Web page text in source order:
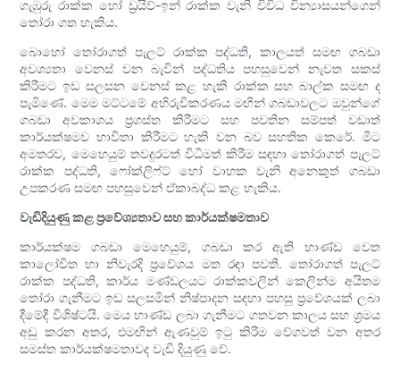
ගැඹුරු රාක්ක හෝ ඩ්‍රයිව්-ඉන් රාක්ක වැනි විවිධ වින්‍යාසයන්ගෙන්
තෝරා ගත හැකිය.
බොහෝ තෝරාගත් පැලට් රාක්ක පද්ධති, කාලයත් සමඟ ගබඩා
අවශ්‍යතා වෙනස් වන බැවින් පද්ධතිය පහසුවෙන් නැවත සකස්
කිරීමට ඉඩ සලසන වෙනස් කළ හැකි රාක්ක සහ බාල්ක සමඟ ද
පැමිණේ. මෙම මට්ටමේ අභිරුචිකරණය මඟින් ගබඩාවලට ඔවුන්ගේ
ගබඩා අවකාශය ප්‍රශස්ත කිරීමට සහ පවතින සම්පත් වඩාත්
කාර්යක්ෂමව භාවිතා කිරීමට හැකි වන බව සහතික කෙරේ. මීට
අමතරව, මෙහෙයුම් තවදුරටත් විධිමත් කිරීම සඳහා තෝරාගත් පැලට්
රාක්ක පද්ධති, ෆෝක්ලිෆ්ට් හෝ වාහක වැනි අනෙකුත් ගබඩා
උපකරණ සමඟ පහසුවෙන් ඒකාබද්ධ කළ හැකිය.
වැඩිදියුණු කළ ප්‍රවේශ්‍යතාව සහ කාර්යක්ෂමතාව
කාර්යක්ෂම ගබඩා මෙහෙයුම්, ගබඩා කර ඇති භාණ්ඩ වෙත
කාලෝචිත හා නිවැරදි ප්‍රවේශය මත රඳා පවතී. තෝරාගත් පැලට්
රාක්ක පද්ධති, කාර්ය මණ්ඩලයට රාක්කවලින් කෙලින්ම අයිතම
තෝරා ගැනීමට ඉඩ සලසමින් නිෂ්පාදන සඳහා පහසු ප්‍රවේශයක් ලබා
දීමේදී විශිෂ්ටයි. මෙය භාණ්ඩ ලබා ගැනීමට ගතවන කාලය සහ ශ්‍රමය
අඩු කරන අතර, එමඟින් ඇණවුම් ඉටු කිරීම වේගවත් වන අතර
සමස්ත කාර්යක්ෂමතාවද වැඩි දියුණු වේ.